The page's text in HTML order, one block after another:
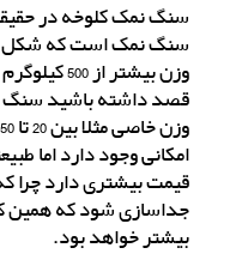
سنگ نمک کلوخه در
سنگ نمک است که شکل و
وزن بیشتر
قصد داشته باشید سنگ
امکانی وجود دارد اما
قیمت بیشتری دارد چرا
جداسازی شود که همین
بیشتر خواهد بود.